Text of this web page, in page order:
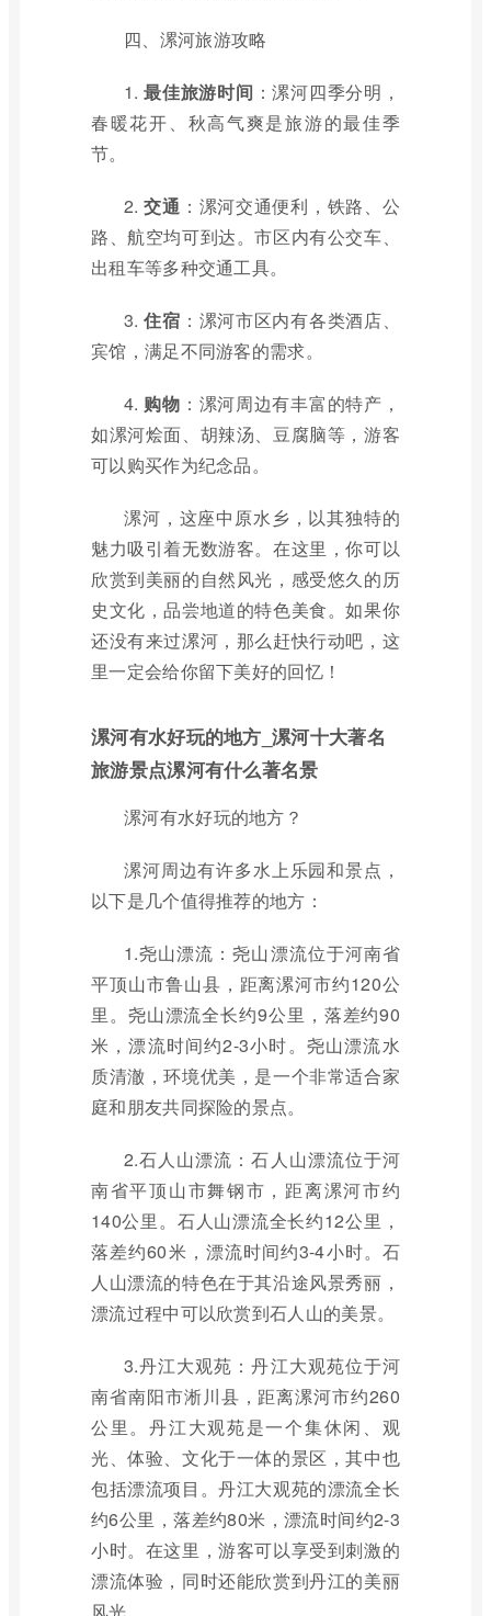
四、漯河旅游攻略
1.最佳旅游时间 ：漯河四季分明，
春暖花开、秋高气爽是旅游的最佳季
节。
2.交通 ：漯河交通便利，铁路、公
路、航空均可到达。市区内有公交车、
出租车等多种交通工具。
3.住宿 ：漯河市区内有各类酒店、
宾馆，满足不同游客的需求。
4. 购物 ：漯河周边有丰富的特产，
如漯河烩面、胡辣汤、豆腐脑等，游客
可以购买作为纪念品。
漯河，这座中原水乡，以其独特的
魅力吸引着无数游客。在这里，你可以
欣赏到美丽的自然风光，感受悠久的历
史文化，品尝地道的特色美食。如果你
还没有来过漯河，那么赶快行动吧，这
里一定会给你留下美好的回忆！
漯河有水好玩的地方_漯河十大著名
旅游景点漯河有什么著名景
漯河有水好玩的地方？
漯河周边有许多水上乐园和景点，
以下是几个值得推荐的地方：
1.尧山漂流：尧山漂流位于河南省
平顶山市鲁山县，距离漯河市约120公
里。尧山漂流全长约9公里，落差约90
米，漂流时间约2-3小时。尧山漂流水
质清澈，环境优美，是一个非常适合家
庭和朋友共同探险的景点。
2.石人山漂流：石人山漂流位于河
南省平顶山市舞钢市，距离漯河市约
140公里。石人山漂流全长约12公里，
落差约60米，漂流时间约3-4小时。石
人山漂流的特色在于其沿途风景秀丽，
漂流过程中可以欣赏到石人山的美景。
3.丹江大观苑：丹江大观苑位于河
南省南阳市淅川县，距离漯河市约260
公里。丹江大观苑是一个集休闲、观
光、体验、文化于一体的景区，其中也
包括漂流项目。丹江大观苑的漂流全长
约6公里，落差约80米，漂流时间约2-3
小时。在这里，游客可以享受到刺激的
漂流体验，同时还能欣赏到丹江的美丽